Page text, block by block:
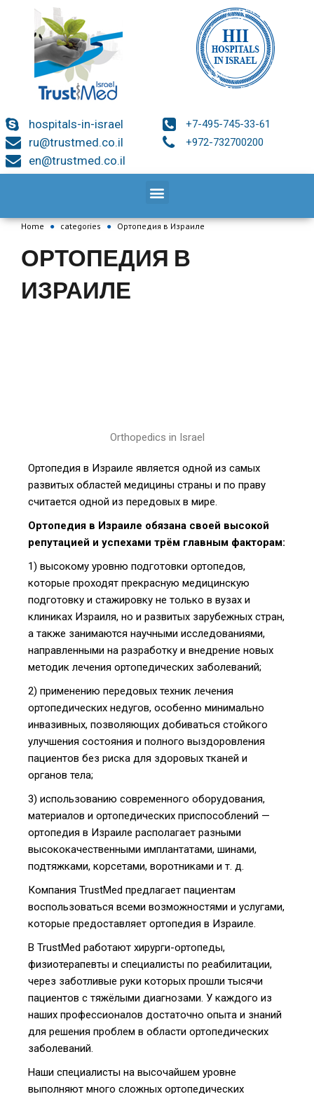
hospitals-in-israel
ru@trustmed.co.il
en@trustmed.co.il
+7-495-745-33-61
+972-732700200
Home ● categories ● Ортопедия в Израиле
ОРТОПЕДИЯ В
ИЗРАИЛЕ
Orthopedics in Israel
Ортопедия в Израиле является одной из самых
развитых областей медицины страны и по праву
считается одной из передовых в мире.
Ортопедия в Израиле обязана своей высокой
репутацией и успехами трём главным факторам:
1) высокому уровню подготовки ортопедов,
которые проходят прекрасную медицинскую
подготовку и стажировку не только в вузах и
клиниках Израиля, но и развитых зарубежных стран,
а также занимаются научными исследованиями,
направленными на разработку и внедрение новых
методик лечения ортопедических заболеваний;
2) применению передовых техник лечения
ортопедических недугов, особенно минимально
инвазивных, позволяющих добиваться стойкого
улучшения состояния и полного выздоровления
пациентов без риска для здоровых тканей и
органов тела;
3) использованию современного оборудования,
материалов и ортопедических приспособлений —
ортопедия в Израиле располагает разными
высококачественными имплантатами, шинами,
подтяжками, корсетами, воротниками и т. д.
Компания TrustMed предлагает пациентам
воспользоваться всеми возможностями и услугами,
которые предоставляет ортопедия в Израиле.
В TrustMed работают хирурги-ортопеды,
физиотерапевты и специалисты по реабилитации,
через заботливые руки которых прошли тысячи
пациентов с тяжёлыми диагнозами. У каждого из
наших профессионалов достаточно опыта и знаний
для решения проблем в области ортопедических
заболеваний.
Наши специалисты на высочайшем уровне
выполняют много сложных ортопедических